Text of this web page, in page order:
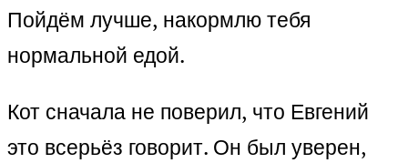
Пойдём лучше, накормлю тебя
нормальной едой.
Кот сначала не поверил, что Евгений
это всерьёз говорит. Он был уверен,